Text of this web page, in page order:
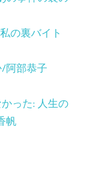
の裏バイト
阿部恭子
った: 人生の
帆